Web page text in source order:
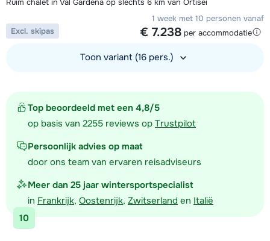
Top beoordeeld met een 4,8/5
op basis van 2255 reviews op Trustpilot
Persoonlijk advies op maat
door ons team van ervaren reisadviseurs
Meer dan 25 jaar wintersportspecialist
in Frankrijk, Oostenrijk, Zwitserland en Italië
Ruim chalet in Val Gardena op slechts 6 km van Ortisei
1 week met 10 personen vanaf
€ 7.238 per accommodatie
Excl. skipas
Toon variant (16 pers.)
10